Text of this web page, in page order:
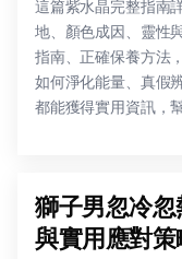
這篇紫水晶完整指南
地、顏色成因、靈性
指南、正確保養方法
如何淨化能量、真假
都能獲得實用資訊，
獅子男忽冷
與實用應對策